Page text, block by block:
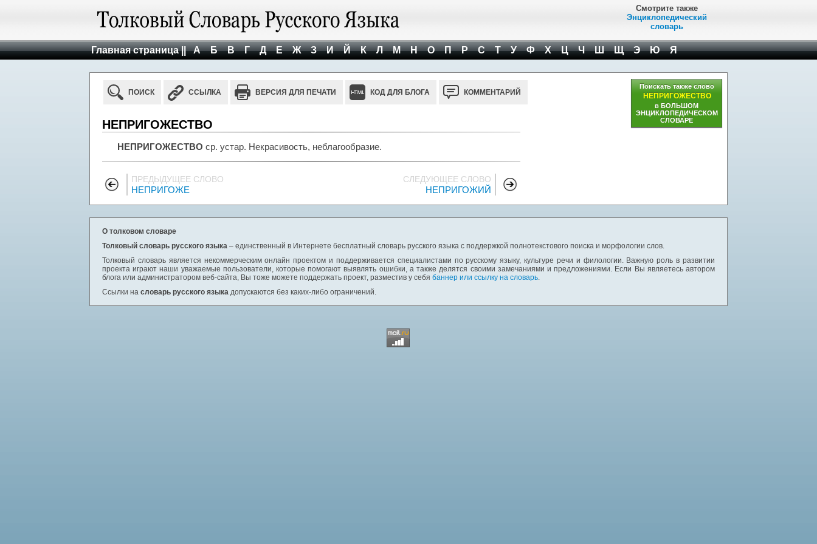
Смотрите также
Энциклопедический
словарь
Главная страница || А Б В Г Д Е Ж З И Й К Л М Н О П Р С Т У Ф Х Ц Ч Ш Щ Э Ю Я
ПОИСК ССЫЛКА ВЕРСИЯ ДЛЯ ПЕЧАТИ КОД ДЛЯ БЛОГА КОММЕНТАРИЙ
НЕПРИГОЖЕСТВО
НЕПРИГОЖЕСТВО ср. устар. Некрасивость, неблагообразие.
ПРЕДЫДУЩЕЕ СЛОВО
НЕПРИГОЖЕ
СЛЕДУЮЩЕЕ СЛОВО
НЕПРИГОЖИЙ
Поискать также слово
НЕПРИГОЖЕСТВО
в БОЛЬШОМ
ЭНЦИКЛОПЕДИЧЕСКОМ
СЛОВАРЕ
О толковом словаре
Толковый словарь русского языка – единственный в Интернете бесплатный словарь русского языка с поддержкой полнотекстового поиска и морфологии слов.
Толковый словарь является некоммерческим онлайн проектом и поддерживается специалистами по русскому языку, культуре речи и филологии. Важную роль в развитии
проекта играют наши уважаемые пользователи, которые помогают выявлять ошибки, а также делятся своими замечаниями и предложениями. Если Вы являетесь автором
блога или администратором веб-сайта, Вы тоже можете поддержать проект, разместив у себя баннер или ссылку на словарь.
Ссылки на словарь русского языка допускаются без каких-либо ограничений.